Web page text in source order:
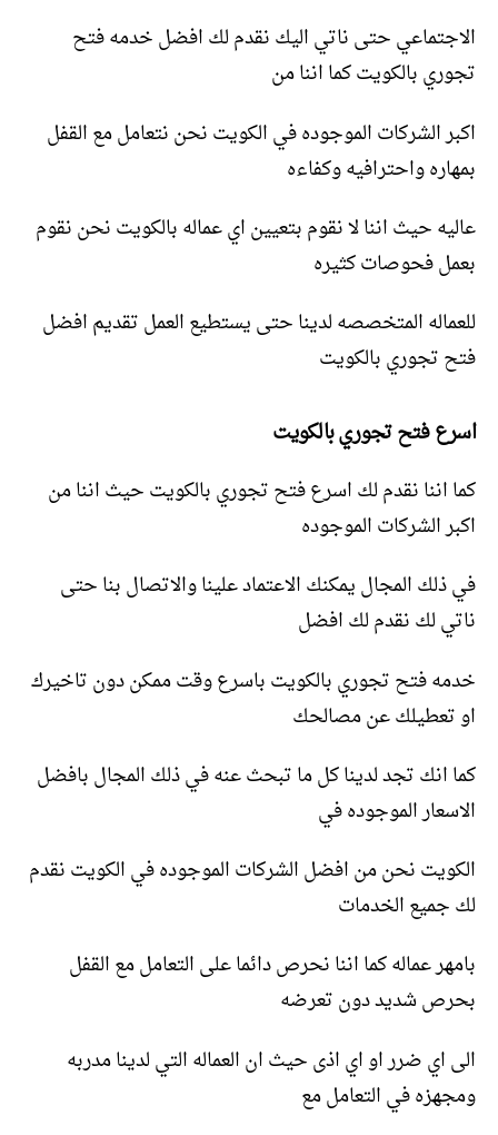
الاجتماعي حتى ناتي اليك نقدم لك افضل خدمه فتح
تجوري بالكويت كما اننا من
اكبر الشركات الموجوده في الكويت نحن نتعامل مع القفل
بمهاره واحترافيه وكفاءه
عاليه حيث اننا لا نقوم بتعيين اي عماله بالكويت نحن نقوم
بعمل فحوصات كثيره
للعماله المتخصصه لدينا حتى يستطيع العمل تقديم افضل
فتح تجوري بالكويت
اسرع فتح تجوري بالكويت
كما اننا نقدم لك اسرع فتح تجوري بالكويت حيث اننا من
اكبر الشركات الموجوده
في ذلك المجال يمكنك الاعتماد علينا والاتصال بنا حتى
ناتي لك نقدم لك افضل
خدمه فتح تجوري بالكويت باسرع وقت ممكن دون تاخيرك
او تعطيلك عن مصالحك
كما انك تجد لدينا كل ما تبحث عنه في ذلك المجال بافضل
الاسعار الموجوده في
الكويت نحن من افضل الشركات الموجوده في الكويت نقدم
لك جميع الخدمات
بامهر عماله كما اننا نحرص دائما على التعامل مع القفل
بحرص شديد دون تعرضه
الى اي ضرر او اي اذى حيث ان العماله التي لدينا مدربه
ومجهزه في التعامل مع